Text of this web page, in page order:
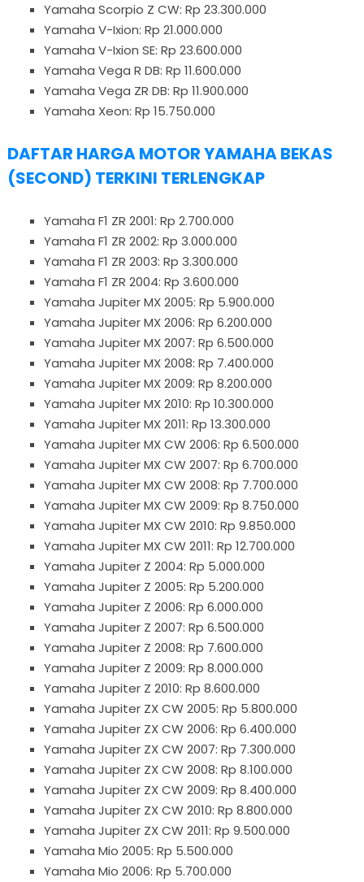
Yamaha Scorpio Z CW: Rp 23.300.000
Yamaha V-Ixion: Rp 21.000.000
Yamaha V-Ixion SE: Rp 23.600.000
Yamaha Vega R DB: Rp 11.600.000
Yamaha Vega ZR DB: Rp 11.900.000
Yamaha Xeon: Rp 15.750.000
DAFTAR HARGA MOTOR YAMAHA BEKAS
(SECOND) TERKINI TERLENGKAP
Yamaha F1 ZR 2001: Rp 2.700.000
Yamaha F1 ZR 2002: Rp 3.000.000
Yamaha F1 ZR 2003: Rp 3.300.000
Yamaha F1 ZR 2004: Rp 3.600.000
Yamaha Jupiter MX 2005: Rp 5.900.000
Yamaha Jupiter MX 2006: Rp 6.200.000
Yamaha Jupiter MX 2007: Rp 6.500.000
Yamaha Jupiter MX 2008: Rp 7.400.000
Yamaha Jupiter MX 2009: Rp 8.200.000
Yamaha Jupiter MX 2010: Rp 10.300.000
Yamaha Jupiter MX 2011: Rp 13.300.000
Yamaha Jupiter MX CW 2006: Rp 6.500.000
Yamaha Jupiter MX CW 2007: Rp 6.700.000
Yamaha Jupiter MX CW 2008: Rp 7.700.000
Yamaha Jupiter MX CW 2009: Rp 8.750.000
Yamaha Jupiter MX CW 2010: Rp 9.850.000
Yamaha Jupiter MX CW 2011: Rp 12.700.000
Yamaha Jupiter Z 2004: Rp 5.000.000
Yamaha Jupiter Z 2005: Rp 5.200.000
Yamaha Jupiter Z 2006: Rp 6.000.000
Yamaha Jupiter Z 2007: Rp 6.500.000
Yamaha Jupiter Z 2008: Rp 7.600.000
Yamaha Jupiter Z 2009: Rp 8.000.000
Yamaha Jupiter Z 2010: Rp 8.600.000
Yamaha Jupiter ZX CW 2005: Rp 5.800.000
Yamaha Jupiter ZX CW 2006: Rp 6.400.000
Yamaha Jupiter ZX CW 2007: Rp 7.300.000
Yamaha Jupiter ZX CW 2008: Rp 8.100.000
Yamaha Jupiter ZX CW 2009: Rp 8.400.000
Yamaha Jupiter ZX CW 2010: Rp 8.800.000
Yamaha Jupiter ZX CW 2011: Rp 9.500.000
Yamaha Mio 2005: Rp 5.500.000
Yamaha Mio 2006: Rp 5.700.000